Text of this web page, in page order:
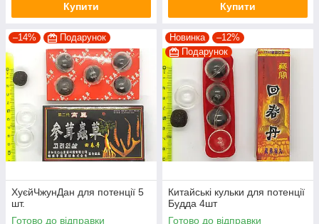
Купити Купити
–14% Подарунок
ХуєйЧжунДан для потенції 5
шт.
Готово до відправки
Новинка
–12%
Подарунок
Китайські кульки для потенції
Будда 4шт
Готово до відправки